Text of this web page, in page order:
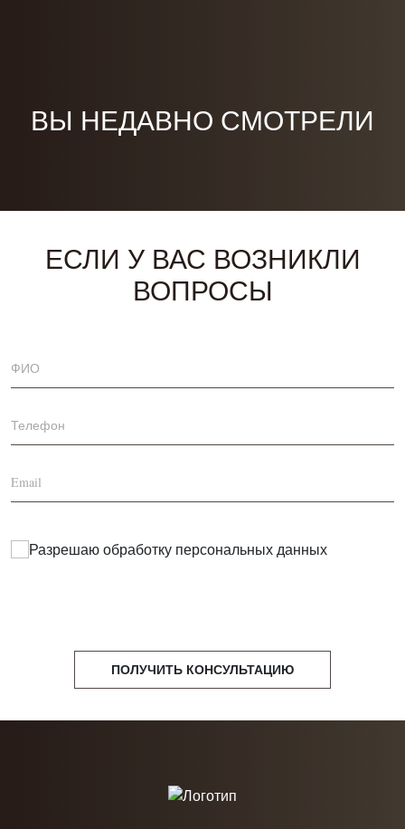
ВЫ НЕДАВНО СМОТРЕЛИ
ЕСЛИ У ВАС ВОЗНИКЛИ
ВОПРОСЫ
Разрешаю обработку персональных данных
ПОЛУЧИТЬ КОНСУЛЬТАЦИЮ